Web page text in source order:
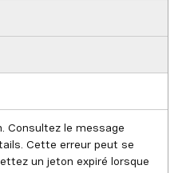
Consultez le message
Cette erreur peut se
un jeton expiré lorsque